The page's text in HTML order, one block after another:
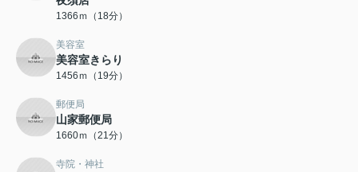
1366ｍ（18分）
美容室
美容室きらり
1456ｍ（19分）
郵便局
山家郵便局
1660ｍ（21分）
寺院・神社